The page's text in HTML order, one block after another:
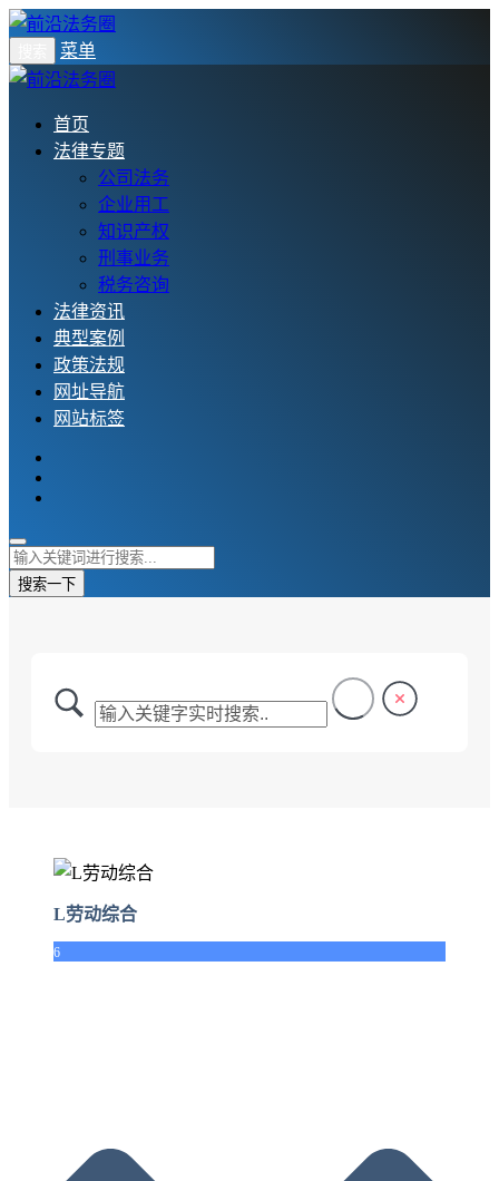
菜单
首页
法律专题
公司法务
企业用工
知识产权
刑事业务
税务咨询
法律资讯
典型案例
政策法规
网址导航
网站标签
搜索一下
L劳动综合
6